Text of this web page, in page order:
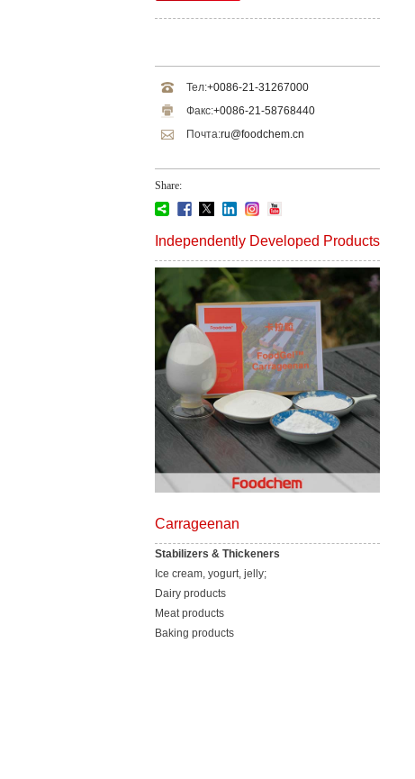
Тел:+0086-21-31267000
Факс:+0086-21-58768440
Почта:ru@foodchem.cn
Share:
Independently Developed Products
Carrageenan
Stabilizers & Thickeners
Ice cream, yogurt, jelly;
Dairy products
Meat products
Baking products